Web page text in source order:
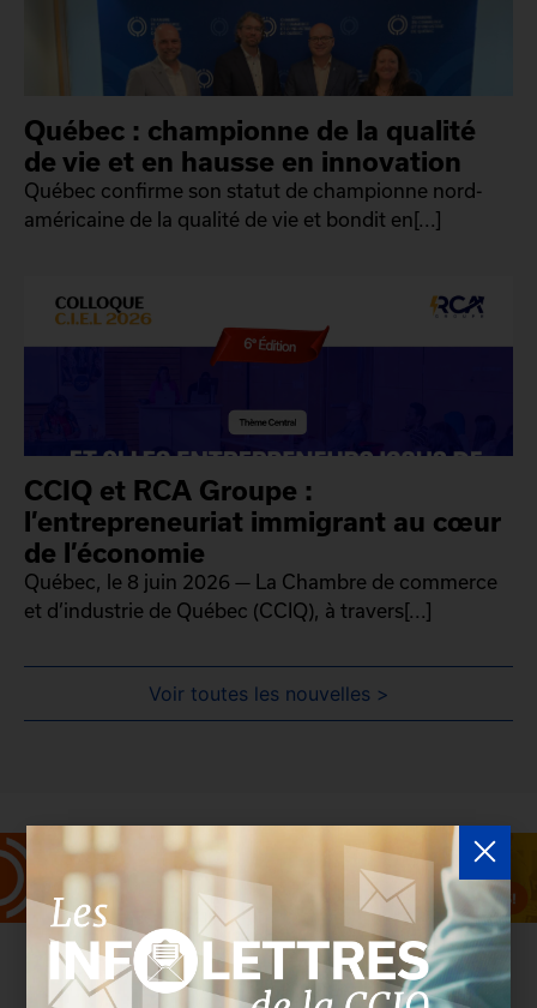
Québec : championne de la qualité
de vie et en hausse en innovation
Québec confirme son statut de championne nord-
américaine de la qualité de vie et bondit en[...]
CCIQ et RCA Groupe :
l’entrepreneuriat immigrant au cœur
de l’économie
Québec, le 8 juin 2026 — La Chambre de commerce
et d’industrie de Québec (CCIQ), à travers[...]
Voir toutes les nouvelles >